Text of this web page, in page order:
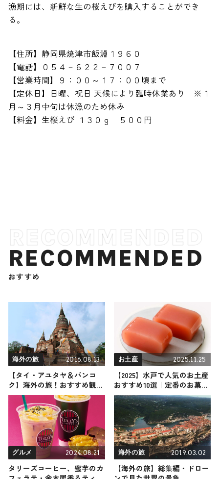
漁期には、新鮮な生の桜えびを購入することができ
る。
【住所】静岡県焼津市飯淵１９６０
【電話】０５４－６２２－７００７
【営業時間】９：００～１７：００頃まで
【定休日】日曜、祝日 天候により臨時休業あり ※１
月～３月中旬は休漁のため休み
【料金】生桜えび １３０ｇ ５００円
RECOMMENDED
おすすめ
海外の旅 2016.08.13
【タイ・アユタヤ＆バンコ
ク】海外の旅！おすすめ観光
スポットやグルメをリポート
お土産 2025.11.25
【2025】水戸で人気のお土産
おすすめ10選｜定番のお菓子
から日持ちするお土産・ばら
まき用まで幅広く紹介
グルメ 2024.08.21
タリーズコーヒー、蜜芋のカ
海外の旅 2019.03.02
【海外の旅】総集編・ドロー